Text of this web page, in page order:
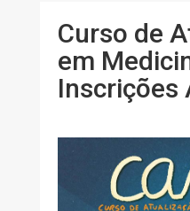
Curso de
em
Inscrições